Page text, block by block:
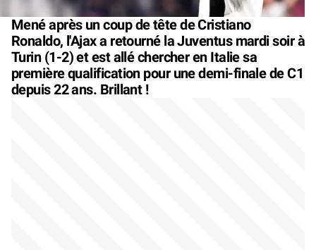
Mené après un coup de tête de Cristiano
Ronaldo, l'Ajax a retourné la Juventus mardi soir à
Turin (1-2) et est allé chercher en Italie sa
première qualification pour une demi-finale de C1
depuis 22 ans. Brillant !